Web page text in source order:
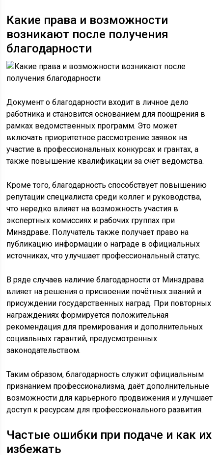
Какие права и возможности
возникают после получения
благодарности
Документ о благодарности входит в личное дело
работника и становится основанием для поощрения в
рамках ведомственных программ. Это может
включать приоритетное рассмотрение заявок на
участие в профессиональных конкурсах и грантах, а
также повышение квалификации за счёт ведомства.
Кроме того, благодарность способствует повышению
репутации специалиста среди коллег и руководства,
что нередко влияет на возможность участия в
экспертных комиссиях и рабочих группах при
Минздраве. Получатель также получает право на
публикацию информации о награде в официальных
источниках, что улучшает профессиональный статус.
В ряде случаев наличие благодарности от Минздрава
влияет на решения о присвоении почётных званий и
присуждении государственных наград. При повторных
награждениях формируется положительная
рекомендация для премирования и дополнительных
социальных гарантий, предусмотренных
законодательством.
Таким образом, благодарность служит официальным
признанием профессионализма, даёт дополнительные
возможности для карьерного продвижения и улучшает
доступ к ресурсам для профессионального развития.
Частые ошибки при подаче и как их
избежать